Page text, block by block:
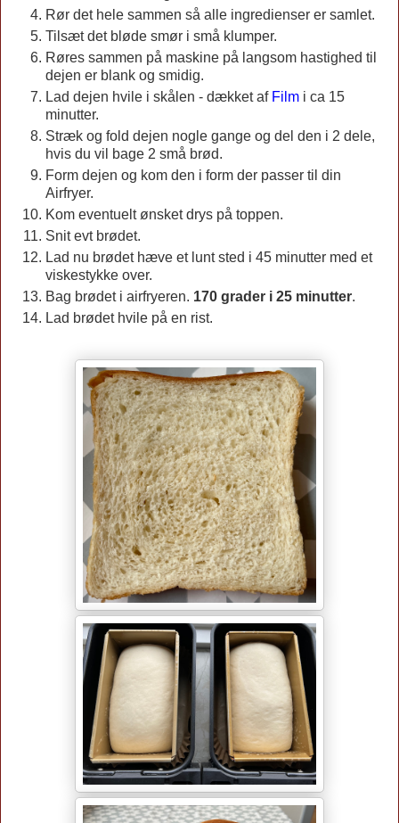
Rør det hele sammen så alle ingredienser er samlet.
Tilsæt det bløde smør i små klumper.
Røres sammen på maskine på langsom hastighed til
dejen er blank og smidig.
Lad dejen hvile i skålen - dækket af Film i ca 15
minutter.
Stræk og fold dejen nogle gange og del den i 2 dele,
hvis du vil bage 2 små brød.
Form dejen og kom den i form der passer til din
Airfryer.
Kom eventuelt ønsket drys på toppen.
Snit evt brødet.
Lad nu brødet hæve et lunt sted i 45 minutter med et
viskestykke over.
Bag brødet i airfryeren. 170 grader i 25 minutter.
Lad brødet hvile på en rist.